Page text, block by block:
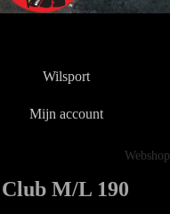
Wilsport
Mijn account
Webshop
Club M/L 190